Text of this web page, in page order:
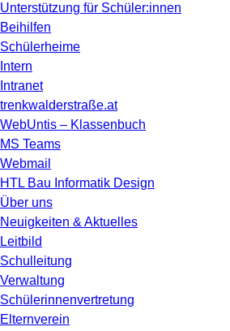
Unterstützung für Schüler:innen
Beihilfen
Schülerheime
Intern
Intranet
trenkwalderstraße.at
WebUntis – Klassenbuch
MS Teams
Webmail
HTL Bau Informatik Design
Über uns
Neuigkeiten & Aktuelles
Leitbild
Schulleitung
Verwaltung
Schülerinnenvertretung
Elternverein